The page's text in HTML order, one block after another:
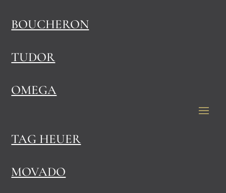
BOUCHERON
TUDOR
OMEGA
TAG HEUER
MOVADO